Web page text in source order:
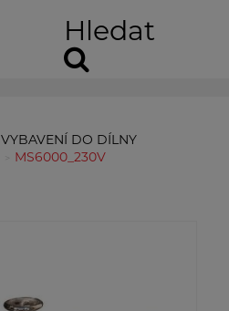
Hledat
VYBAVENÍ DO DÍLNY
MS6000_230V